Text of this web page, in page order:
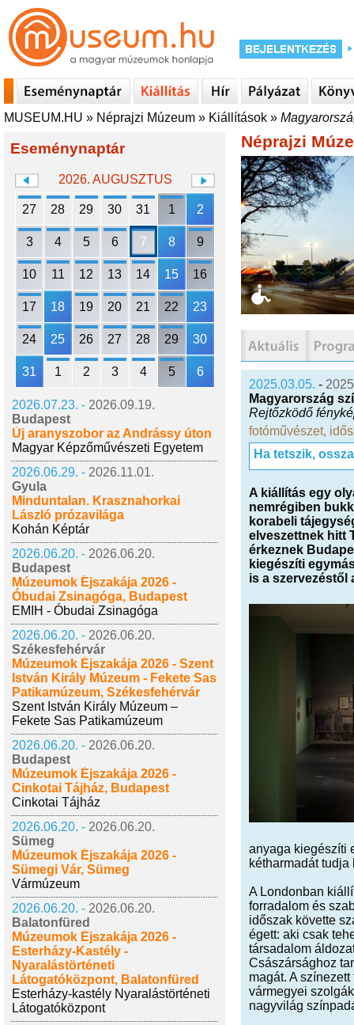
MUSEUM.HU » Néprajzi Múzeum » Kiállítások »
Eseménynaptár
2026. AUGUSZTUS
27 28 29 30 31 1 2
3 4 5 6 7 8 9
10 11 12 13 14 15 16
17 18 19 20 21 22 23
24 25 26 27 28 29 30
31 1 2 3 4 5 6
2026.07.23. - 2026.09.19.
Budapest
Új aranyszobor az Andrássy úton
Magyar Képzőművészeti Egyetem
2026.06.29. - 2026.11.01.
Gyula
Minduntalan. Krasznahorkai
László prózavilága
Kohán Képtár
2026.06.20. - 2026.06.20.
Budapest
Múzeumok Éjszakája 2026 -
Óbudai Zsinagóga, Budapest
EMIH - Óbudai Zsinagóga
2026.06.20. - 2026.06.20.
Székesfehérvár
Múzeumok Éjszakája 2026 - Szent
István Király Múzeum - Fekete Sas
Patikamúzeum, Székesfehérvár
Szent István Király Múzeum –
Fekete Sas Patikamúzeum
2026.06.20. - 2026.06.20.
Budapest
Múzeumok Éjszakája 2026 -
Cinkotai Tájház, Budapest
Cinkotai Tájház
2026.06.20. - 2026.06.20.
Sümeg
Múzeumok Éjszakája 2026 -
Sümegi Vár, Sümeg
Vármúzeum
2026.06.20. - 2026.06.20.
Balatonfüred
Múzeumok Éjszakája 2026 -
Esterházy-Kastély -
Nyaralástörténeti
Látogatóközpont, Balatonfüred
Esterházy-kastély Nyaralástörténeti
Látogatóközpont
Néprajzi
2025.03.05. -
Magyarország
Rejtőzködő
fotóművészet,
Ha tetszik,
A kiállítás egy
nemrégiben
korabeli
elveszettnek hitt
érkeznek
kiegészíti
is a szervezéstől
anyaga kiegészíti
kétharmadát
A Londonban
forradalom és
időszak követte
égett: aki csak
társadalom
Császársághoz
magát. A
vármegyei
nagyvilág